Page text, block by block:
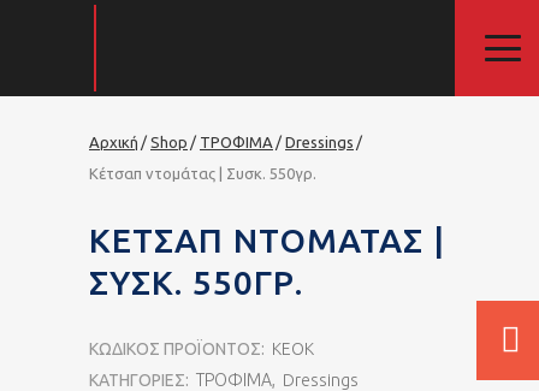
Αρχική Shop ΤΡΟΦΙΜΑ
Dressings
Κέτσαπ ντομάτας | Συσκ. 550γρ.
ΚΈΤΣΑΠ ΝΤΟΜΆΤΑΣ |
ΣΥΣΚ. 550ΓΡ.
ΚΩΔΙΚΌΣ ΠΡΟΪΌΝΤΟΣ: KEOK
ΚΑΤΗΓΟΡΊΕΣ: ΤΡΟΦΙΜΑ, Dressings